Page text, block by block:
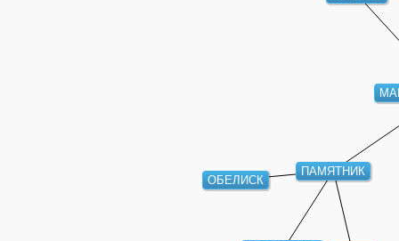
ПАМЯТНИК
ОБЕЛИСК